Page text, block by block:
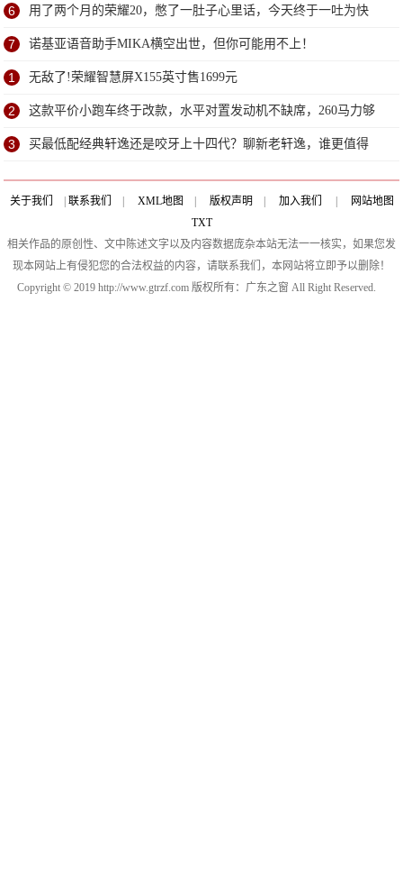
6 用了两个月的荣耀20，憋了一肚子心里话，今天终于一吐为快
7 诺基亚语音助手MIKA横空出世，但你可能用不上！
1 无敌了!荣耀智慧屏X155英寸售1699元
2 这款平价小跑车终于改款，水平对置发动机不缺席，260马力够
劲
3 买最低配经典轩逸还是咬牙上十四代？聊新老轩逸，谁更值得
关于我们 | 联系我们 | XML地图 | 版权声明 | 加入我们 |
网站地图
TXT
相关作品的原创性、文中陈述文字以及内容数据庞杂本站无法一一核实，如果您发
现本网站上有侵犯您的合法权益的内容，请联系我们，本网站将立即予以删除！
Copyright © 2019 http://www.gtrzf.com 版权所有：广东之窗 All Right Reserved.